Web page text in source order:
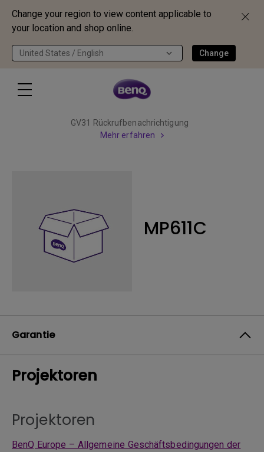
Change your region to view content applicable to
your location and shop online.
United States / English Change
GV31 Rückrufbenachrichtigung
Mehr erfahren
MP611C
Garantie
Projektoren
Projektoren
BenQ Europe – Allgemeine Geschäftsbedingungen der